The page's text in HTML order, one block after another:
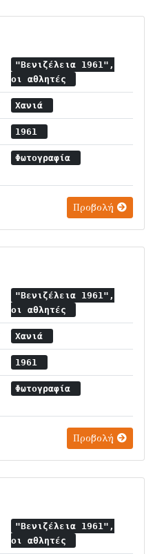
"Βενιζέλεια 1961",
οι αθλητές
Χανιά
1961
Φωτογραφία
Προβολή
"Βενιζέλεια 1961",
οι αθλητές
Χανιά
1961
Φωτογραφία
Προβολή
"Βενιζέλεια 1961",
οι αθλητές